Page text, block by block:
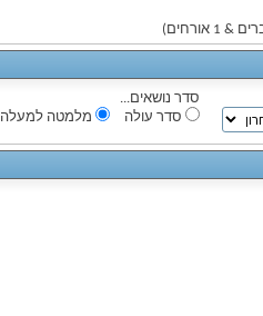
סדר נושאים...
סדר עולה
מלמטה למעלה